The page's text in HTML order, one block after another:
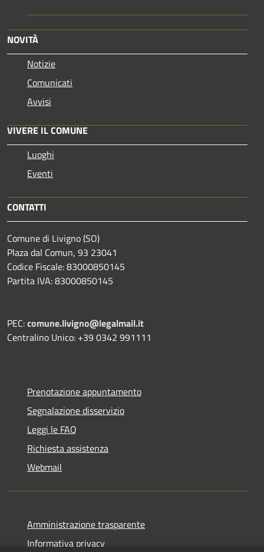
NOVITÀ
Notizie
Comunicati
Avvisi
VIVERE IL COMUNE
Luoghi
Eventi
CONTATTI
Comune di Livigno (SO)
Plaza dal Comun, 93 23041
Codice Fiscale: 83000850145
Partita IVA: 83000850145
PEC:comune.livigno@legalmail.it
Centralino Unico: +39 0342 991111
Prenotazione appuntamento
Segnalazione disservizio
Leggi le FAQ
Richiesta assistenza
Webmail
Amministrazione trasparente
Informativa privacy